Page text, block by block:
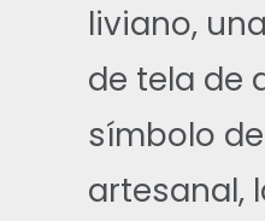
liviano,
de tela de
símbolo
artesanal,